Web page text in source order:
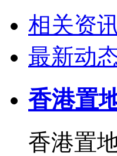
相关资
最新动
香港置
香港置